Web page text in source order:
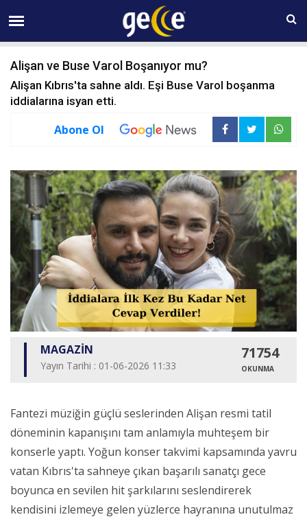
09 AĞUSTOS Pazar 00:51
Alişan ve Buse Varol Boşanıyor mu?
Alişan Kıbrıs'ta sahne aldı. Eşi Buse Varol boşanma
iddialarına isyan etti.
Abone Ol
MAGAZİN
Yayın Tarihi : 01-06-2026 11:33
71754
OKUNMA
Fantezi müziğin güçlü seslerinden Alişan resmi tatil
döneminin kapanışını tam anlamıyla muhteşem bir
konserle yaptı. Yoğun konser takvimi kapsamında yavru
vatan Kıbrıs'ta sahneye çıkan başarılı sanatçı gece
boyunca en sevilen hit şarkılarını seslendirerek
kendisini izlemeye gelen yüzlerce hayranına unutulmaz